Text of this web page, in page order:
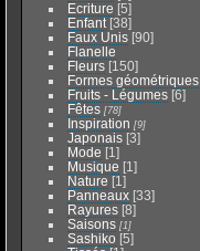
Ecriture [5]
Enfant [38]
Faux Unis [90]
Flanelle
Fleurs [150]
Formes géométriques
Fruits - Légumes [6]
Fêtes [78]
Inspiration [9]
Japonais [3]
Mode [1]
Musique [1]
Nature [1]
Panneaux [33]
Rayures [8]
Saisons [1]
Sashiko [5]